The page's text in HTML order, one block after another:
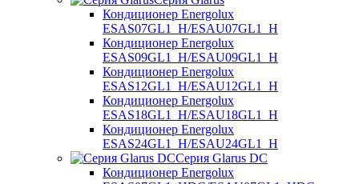
Кондиционер Energolux
ESAS07GL1_H/ESAU07GL1_H
Кондиционер Energolux
ESAS09GL1_H/ESAU09GL1_H
Кондиционер Energolux
ESAS12GL1_H/ESAU12GL1_H
Кондиционер Energolux
ESAS18GL1_H/ESAU18GL1_H
Кондиционер Energolux
ESAS24GL1_H/ESAU24GL1_H
Серия Glarus DC
Кондиционер Energolux